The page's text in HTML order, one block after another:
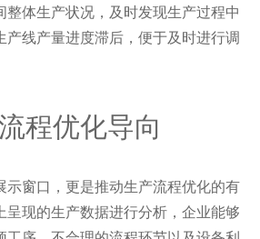
整体生产状况，及时发现生产过程中
产线产量进度滞后，便于及时进行调
程优化导向
示窗口，更是推动生产流程优化的有
呈现的生产数据进行分析，企业能够